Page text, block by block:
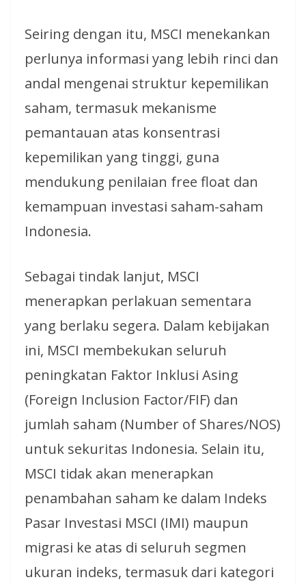
Seiring dengan itu, MSCI menekankan
perlunya informasi yang lebih rinci dan
andal mengenai struktur kepemilikan
saham, termasuk mekanisme
pemantauan atas konsentrasi
kepemilikan yang tinggi, guna
mendukung penilaian free float dan
kemampuan investasi saham-saham
Indonesia.
Sebagai tindak lanjut, MSCI
menerapkan perlakuan sementara
yang berlaku segera. Dalam kebijakan
ini, MSCI membekukan seluruh
peningkatan Faktor Inklusi Asing
(Foreign Inclusion Factor/FIF) dan
jumlah saham (Number of Shares/NOS)
untuk sekuritas Indonesia. Selain itu,
MSCI tidak akan menerapkan
penambahan saham ke dalam Indeks
Pasar Investasi MSCI (IMI) maupun
migrasi ke atas di seluruh segmen
ukuran indeks, termasuk dari kategori